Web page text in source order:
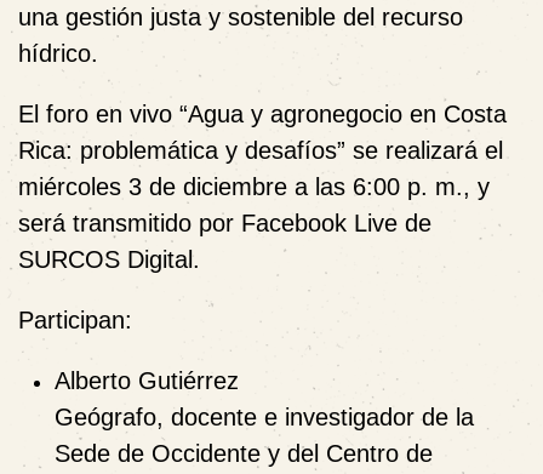
una gestión justa y sostenible del recurso
hídrico.
El foro en vivo “Agua y agronegocio en Costa
Rica: problemática y desafíos” se realizará el
miércoles 3 de diciembre a las 6:00 p. m., y
será transmitido por Facebook Live de
SURCOS Digital.
Participan:
Alberto Gutiérrez
Geógrafo, docente e investigador de la
Sede de Occidente y del Centro de